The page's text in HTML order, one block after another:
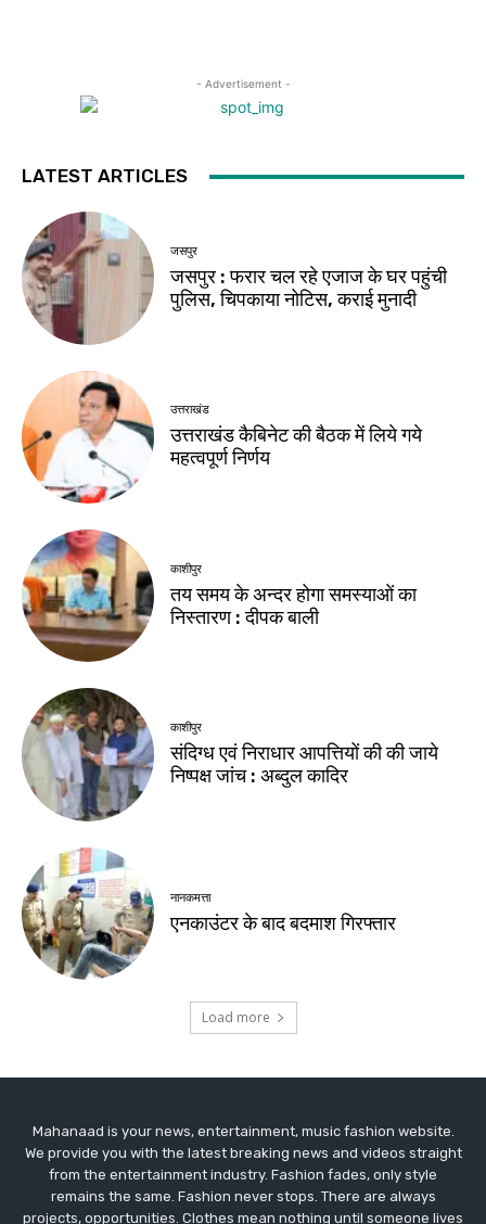
Mahanaad is your news, entertainment, music fashion website.
We provide you with the latest breaking news and videos straight
from the entertainment industry. Fashion fades, only style
remains the same. Fashion never stops. There are always
projects, opportunities. Clothes mean nothing until someone lives